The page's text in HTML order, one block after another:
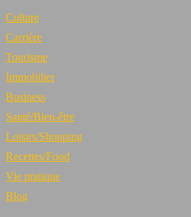
Culture
Carrière
Tourisme
Immobilier
Business
Santé/Bien-être
Loisirs/Shopping
Recettes/Food
Vie pratique
Blog